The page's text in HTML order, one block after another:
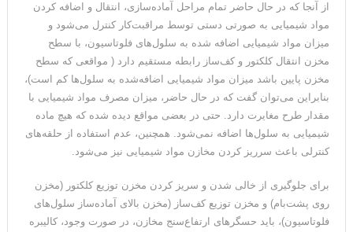
از آنجا که در حال حاضر تمام مراحل آماده‌سازی، انتقال و اضافه کردن
مواد شیمیایی به صورتی دستی توسط مراقبت‌کار کنترل می‌شود و
میزان مواد شیمیایی اضافه شده به سلول‌های فلوتاسیون، با سطح
مخزن انتقال کلکتور و کف‌ساز رابطه مستقیم دارد ( مواقعی که سطح
مخزن پایین باشد میزان مواد شیمیایی اضافه‌شده به سلول‌ها کم است)،
بنابراین می‌توان گفت که در حال حاضر، میزان مصرف مواد شیمیایی با
مقدار طرح مغایرت دارد. حتی در بعضی مواقع دیده‌ شده که هیچ ماده
شیمیایی به سلول‌ها اضافه نمی‌شود. همچنین، عدم استفاده از حلقه‌های
کنترلی باعث سرریز کردن مخازن مواد شیمیایی نیز می‌شود.
برای جلوگیری از خالی شدن و سریز کردن مخزن توزیع کلکتور (مخزن
روی پشت‌بام) و مخزن توزیع کف‌ساز (مخزن بالای آماده‌ساز سلول‌های
فلوتاسیون)، باید حسگرهای ارتفاع‌سنج مخازن، در صورت وجود، کالیبره